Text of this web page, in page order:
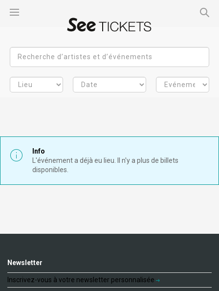
Info
L'événement a déjà eu lieu. Il n'y a plus de billets
disponibles.
Newsletter
Inscrivez-vous à votre newsletter personnalisée